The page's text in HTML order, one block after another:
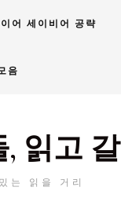
어 세이비어 공략
음
읽고
는 읽을 거리